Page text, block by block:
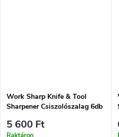
Work Sharp Knife & Tool
Sharpener Csiszolószalag 6db
5 600 Ft